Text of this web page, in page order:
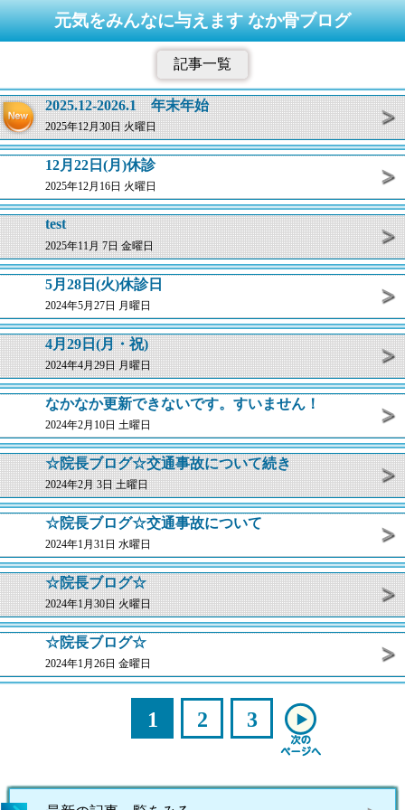
元気をみんなに与えます なか骨ブログ
記事一覧
2025.12-2026.1 年末年始
2025年12月30日 火曜日
12月22日(月)休診
2025年12月16日 火曜日
test
2025年11月 7日 金曜日
5月28日(火)休診日
2024年5月27日 月曜日
4月29日(月・祝)
2024年4月29日 月曜日
なかなか更新できないです。すいません！
2024年2月10日 土曜日
☆院長ブログ☆交通事故について続き
2024年2月 3日 土曜日
☆院長ブログ☆交通事故について
2024年1月31日 水曜日
☆院長ブログ☆
2024年1月30日 火曜日
☆院長ブログ☆
2024年1月26日 金曜日
1 2 3